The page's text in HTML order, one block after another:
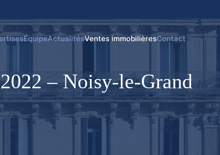
ÉquipeActualitésVentes immobilièresContact
– Noisy-le-Grand